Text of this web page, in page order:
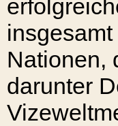
Nationen,
darunter